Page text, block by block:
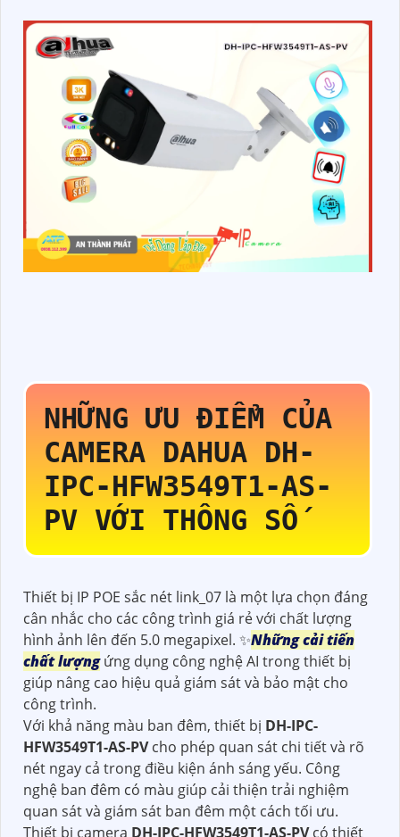
NHỮNG ƯU ĐIỂM CỦA
CAMERA DAHUA DH-
IPC-HFW3549T1-AS-
PV VỚI THÔNG SỐ
Thiết bị IP POE sắc nét link_07 là một lựa chọn đáng
cân nhắc cho các công trình giá rẻ với chất lượng
hình ảnh lên đến 5.0 megapixel. ✨Những cải tiến
chất lượngứng dụng công nghệ AI trong thiết bị
giúp nâng cao hiệu quả giám sát và bảo mật cho
công trình.
Với khả năng màu ban đêm, thiết bị DH-IPC-
HFW3549T1-AS-PVcho phép quan sát chi tiết và rõ
nét ngay cả trong điều kiện ánh sáng yếu. Công
nghệ ban đêm có màu giúp cải thiện trải nghiệm
quan sát và giám sát ban đêm một cách tối ưu.
Thiết bị camera DH-IPC-HFW3549T1-AS-PVcó thiết